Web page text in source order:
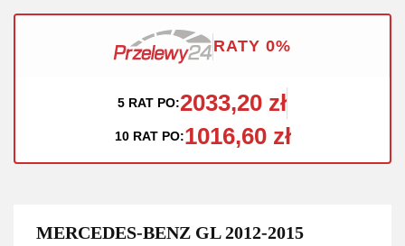
RATY 0%
5 RAT PO:2033,20 zł
10 RAT PO:1016,60 zł
MERCEDES-BENZ GL 2012-2015